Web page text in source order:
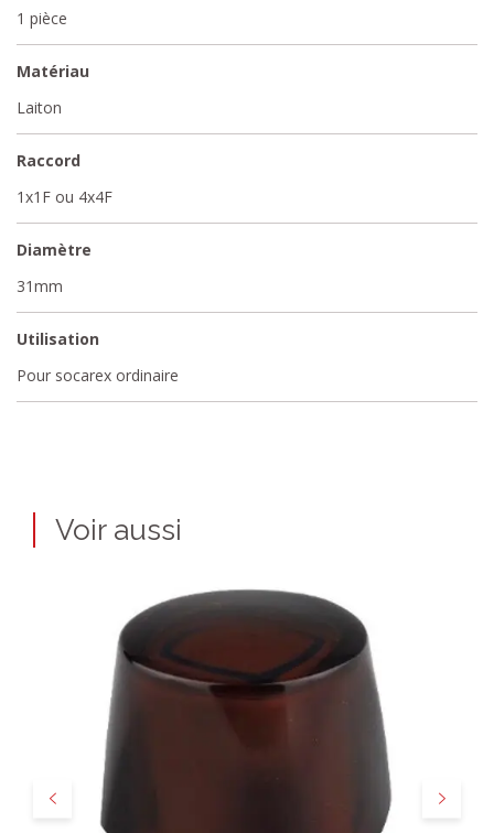
1 pièce
Matériau
Laiton
Raccord
1x1F ou 4x4F
Diamètre
31mm
Utilisation
Pour socarex ordinaire
Voir aussi
Précédent Suivant